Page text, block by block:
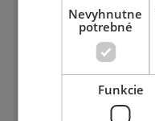
Nevyhnutne
potrebné
Funkcie